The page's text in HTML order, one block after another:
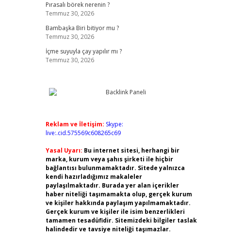
Pırasalı börek nerenin ?
Temmuz 30, 2026
Bambaşka Biri bitiyor mu ?
Temmuz 30, 2026
İçme suyuyla çay yapılır mı ?
Temmuz 30, 2026
Reklam ve İletişim: Skype:
live:.cid.575569c608265c69
Yasal Uyarı: Bu internet sitesi, herhangi bir
marka, kurum veya şahıs şirketi ile hiçbir
bağlantısı bulunmamaktadır. Sitede yalnızca
kendi hazırladığımız makaleler
paylaşılmaktadır. Burada yer alan içerikler
haber niteliği taşımamakta olup, gerçek kurum
ve kişiler hakkında paylaşım yapılmamaktadır.
Gerçek kurum ve kişiler ile isim benzerlikleri
tamamen tesadüfidir. Sitemizdeki bilgiler taslak
halindedir ve tavsiye niteliği taşımazlar.